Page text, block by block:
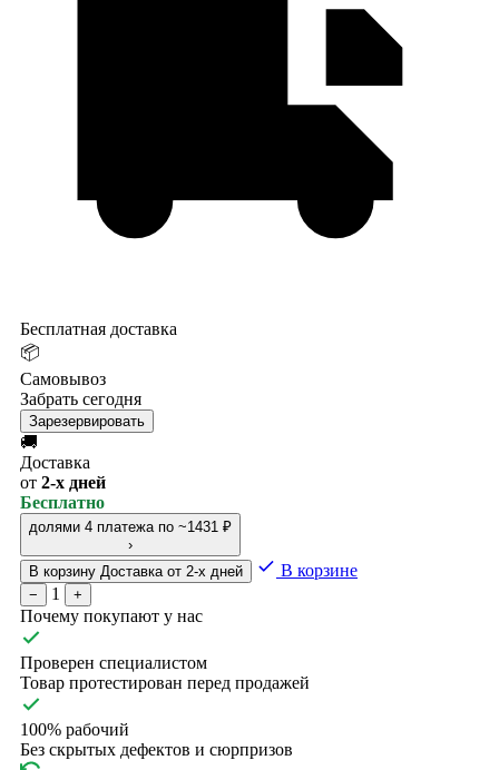
Бесплатная доставка
📦
Самовывоз
Забрать сегодня
Зарезервировать
🚚
Доставка
от 2-х дней
Бесплатно
долями 4 платежа по ~1431 ₽
›
В корзину Доставка от 2-х дней В корзине
− 1 +
Почему покупают у нас
Проверен специалистом
Товар протестирован перед продажей
100% рабочий
Без скрытых дефектов и сюрпризов